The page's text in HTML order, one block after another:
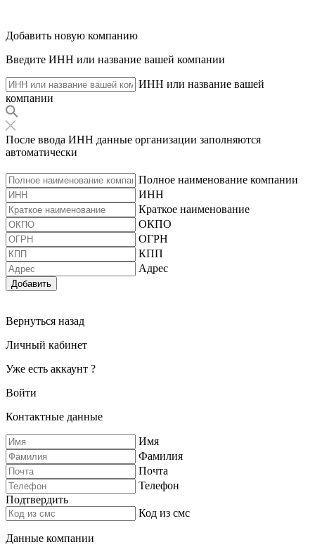
Добавить новую компанию
Введите ИНН или название вашей компании
ИНН или название вашей
компании
После ввода ИНН данные организации заполняются
автоматически
Полное наименование компании
ИНН
Краткое наименование
ОКПО
ОГРН
КПП
Адрес
Добавить
Вернуться назад
Личный кабинет
Уже есть аккаунт ?
Войти
Контактные данные
Имя
Фамилия
Почта
Телефон
Подтвердить
Код из смс
Данные компании